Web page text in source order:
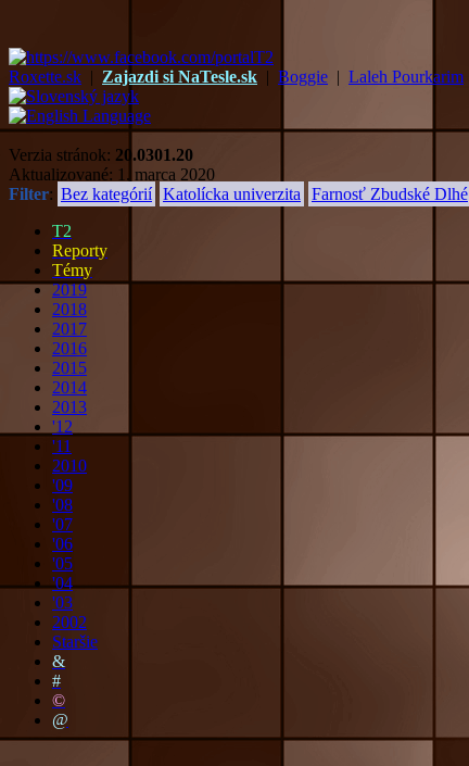
Roxette.sk | Zajazdi si NaTesle.sk | Boggie | Laleh Pourkarim
Verzia stránok: 20.0301.20
Aktualizované: 1. marca 2020
Filter: Bez kategórií Katolícka univerzita Farnosť Zbudské Dlhé
T2
Reporty
Témy
2019
2018
2017
2016
2015
2014
2013
'12
'11
2010
'09
'08
'07
'06
'05
'04
'03
2002
Staršie
&
#
©
@